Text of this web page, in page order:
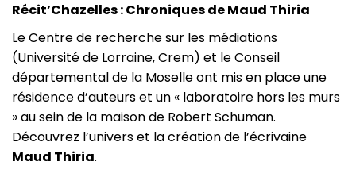
Récit’Chazelles : Chroniques de Maud Thiria
Le Centre de recherche sur les médiations
(Université de Lorraine, Crem) et le Conseil
départemental de la Moselle ont mis en place une
résidence d’auteurs et un « laboratoire hors les murs
» au sein de la maison de Robert Schuman.
Découvrez l’univers et la création de l’écrivaine
Maud Thiria.